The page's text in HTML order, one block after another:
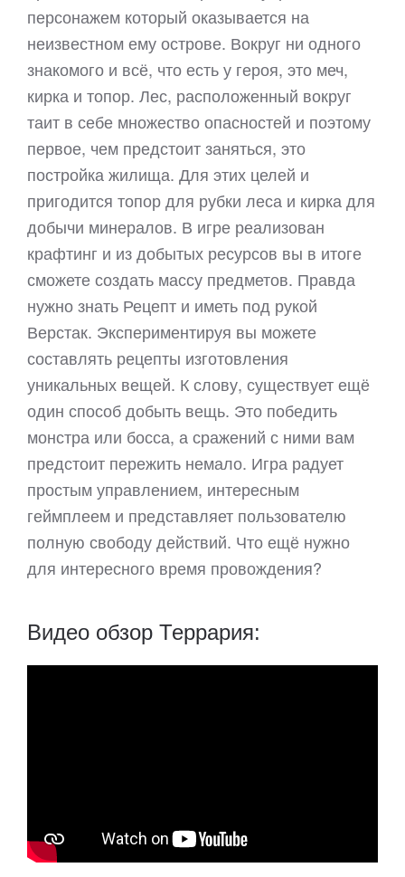
персонажем который оказывается на
неизвестном ему острове. Вокруг ни одного
знакомого и всё, что есть у героя, это меч,
кирка и топор. Лес, расположенный вокруг
таит в себе множество опасностей и поэтому
первое, чем предстоит заняться, это
постройка жилища. Для этих целей и
пригодится топор для рубки леса и кирка для
добычи минералов. В игре реализован
крафтинг и из добытых ресурсов вы в итоге
сможете создать массу предметов. Правда
нужно знать Рецепт и иметь под рукой
Верстак. Экспериментируя вы можете
составлять рецепты изготовления
уникальных вещей. К слову, существует ещё
один способ добыть вещь. Это победить
монстра или босса, а сражений с ними вам
предстоит пережить немало. Игра радует
простым управлением, интересным
геймплеем и представляет пользователю
полную свободу действий. Что ещё нужно
для интересного время провождения?
Видео обзор Террария: